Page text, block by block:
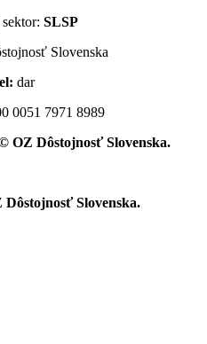
SLSP
Slovenska
dar
0051 7971 8989
OZ Dôstojnosť Slovenska.
Slovenska.